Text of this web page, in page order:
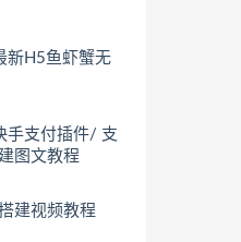
新H5鱼虾蟹无
手支付插件/ 支
图文教程
建视频教程